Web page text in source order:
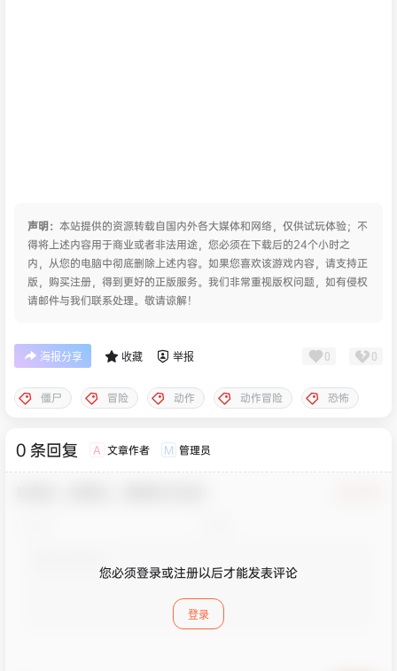
声明： 本站提供的资源转载自国内外各大媒体和网络，仅供试玩体验；不
得将上述内容用于商业或者非法用途，您必须在下载后的24个小时之
内，从您的电脑中彻底删除上述内容。如果您喜欢该游戏内容，请支持正
版，购买注册，得到更好的正版服务。我们非常重视版权问题，如有侵权
请邮件与我们联系处理。敬请谅解！
海报分享 收藏 举报 0 0
僵尸 冒险 动作 动作冒险 恐怖
0 条回复 A 文章作者 M 管理员
您必须登录或注册以后才能发表评论
登录